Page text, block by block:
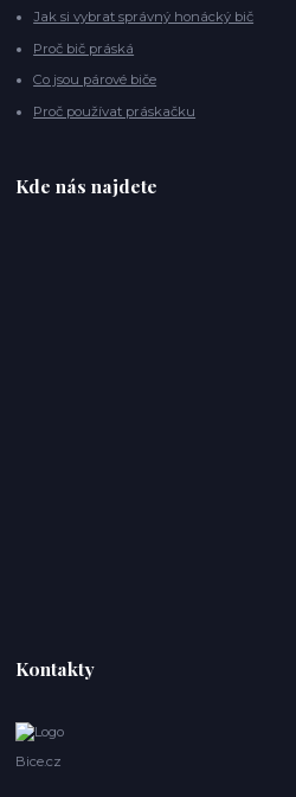
Jak si vybrat správný honácký bič
Proč bič práská
Co jsou párové biče
Proč používat práskačku
Kde nás najdete
Kontakty
Bice.cz